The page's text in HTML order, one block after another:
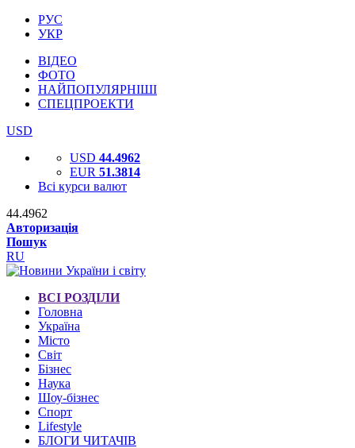
РУС
УКР
ВІДЕО
ФОТО
НАЙПОПУЛЯРНІШІ
СПЕЦПРОЕКТИ
USD
USD 44.4962
EUR 51.3814
Всі курси валют
44.4962
Авторизація
Пошук
RU
ВСІ РОЗДІЛИ
Головна
Україна
Місто
Світ
Бізнес
Наука
Шоу-бізнес
Спорт
Lifestyle
БЛОГИ ЧИТАЧІВ